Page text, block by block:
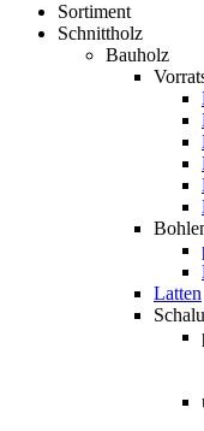
Sortiment
Schnittholz
Bauholz
Latten